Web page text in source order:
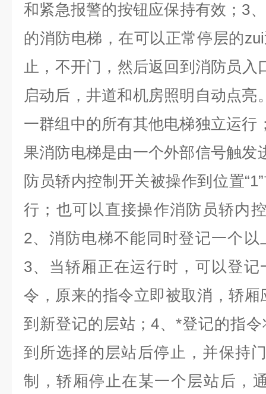
和紧急报警的按钮应保持有效；3
的消防电梯，在可以正常停层的
止，不开门，然后返回到消防员入
启动后，井道和机房照明自动点亮
一群组中的所有其他电梯独立运行
果消防电梯是由一个外部信号触发
防员轿内控制开关被操作到位置
行；也可以直接操作消防员轿内
2、消防电梯不能同时登记一个
3、当轿厢正在运行时，可以登
令，原来的指令立即被取消，轿
到新登记的层站；4、*登记的指
到所选择的层站后停止，并保持
制，轿厢停止在某一个层站后，